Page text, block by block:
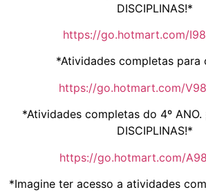
DISCIPLINAS!*
https://go.hotmart.com/
*Atividades completas para
https://go.hotmart.com/
*Atividades completas do 4º ANO.
DISCIPLINAS!*
https://go.hotmart.com/
*Imagine ter acesso a atividades